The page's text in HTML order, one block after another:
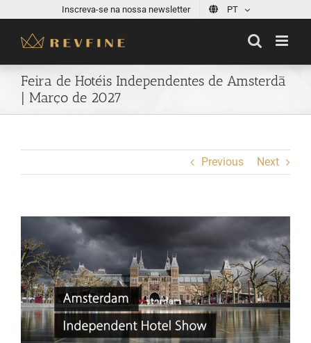
content
Inscreva-se na nossa newsletter PT
Feira de Hotéis Independentes de Amsterdã
| Março de 2027
Previous Next
Larger
Image